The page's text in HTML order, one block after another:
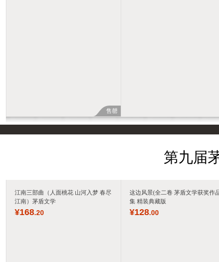
售罄
第九届
江南三部曲（人面桃花 山河入梦 春尽
江南）茅盾文学
¥168.20
这边风景(全二卷 茅盾文学获奖作
集 精装典藏版
¥128.00